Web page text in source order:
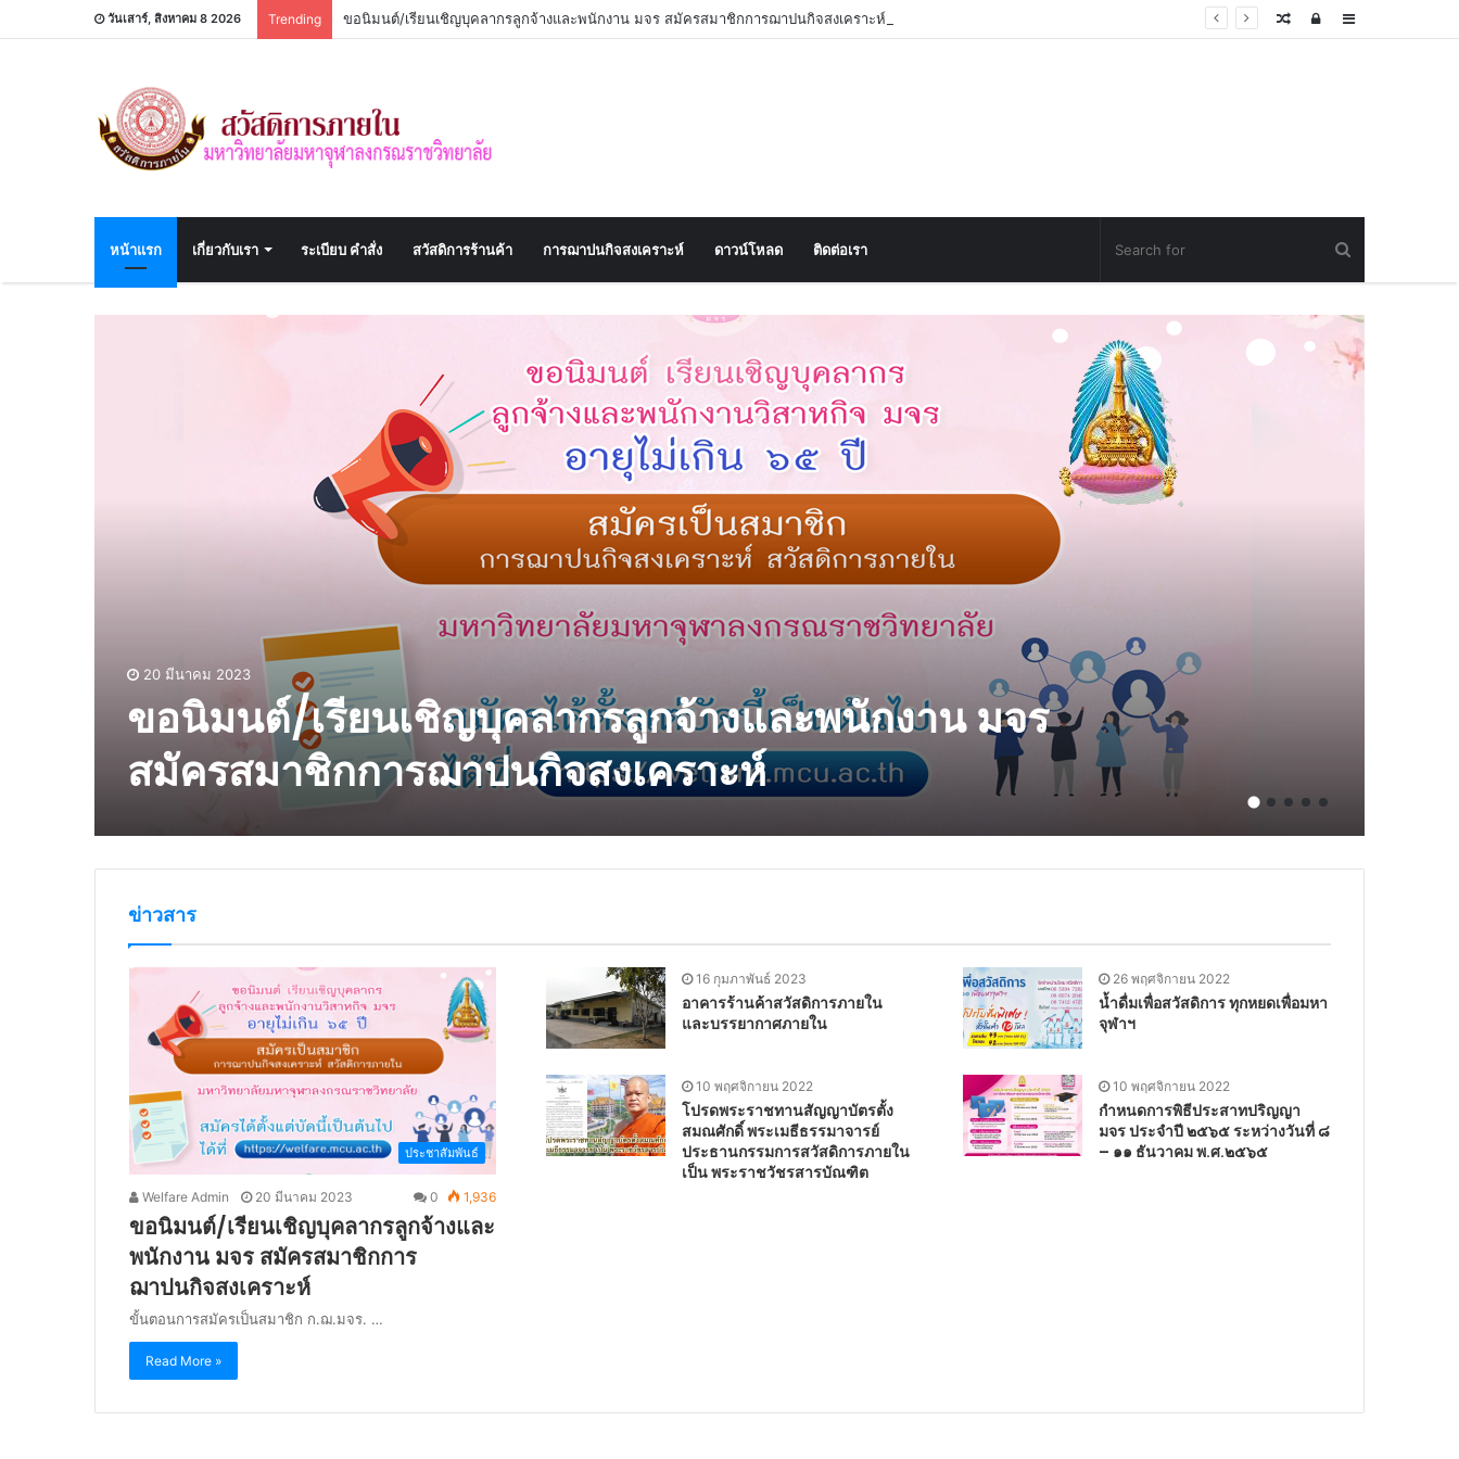
วันเสาร์, สิงหาคม 8 2026 Trending ขอนิมนต์/เรียนเชิญบุคลากรลูกจ้างและพนักงาน มจร สมัครสมาชิกการฌาปนกิจสงเคราะห์ Sidebar
Log
Random
หน้าแรก เกี่ยวกับเรา ระเบียบ คำสั่ง สวัสดิการร้านค้า การฌาปนกิจสงเคราะห์ ดาวน์โหลด ติดต่อเรา
20 มีนาคม 2023
ขอนิมนต์/เรียนเชิญบุคลากรลูกจ้างและพนักงาน มจร
สมัครสมาชิกการฌาปนกิจสงเคราะห์
ข่าวสาร
ประชาสัมพันธ์
Welfare Admin 20 มีนาคม 2023 0 1,936
ขอนิมนต์/เรียนเชิญบุคลากรลูกจ้างและ
พนักงาน มจร สมัครสมาชิกการ
ฌาปนกิจสงเคราะห์
ขั้นตอนการสมัครเป็นสมาชิก ก.ฌ.มจร. …
Read More »
16 กุมภาพันธ์ 2023
อาคารร้านค้าสวัสดิการภายใน
และบรรยากาศภายใน
26 พฤศจิกายน 2022
น้ำดื่มเพื่อสวัสดิการ ทุกหยดเพื่อมหา
จุฬาฯ
10 พฤศจิกายน 2022
โปรดพระราชทานสัญญาบัตรตั้ง
สมณศักดิ์ พระเมธีธรรมาจารย์
ประธานกรรมการสวัสดิการภายใน
เป็น พระราชวัชรสารบัณฑิต
10 พฤศจิกายน 2022
กำหนดการพิธีประสาทปริญญา
มจร ประจำปี ๒๕๖๕ ระหว่างวันที่ ๘
– ๑๑ ธันวาคม พ.ศ.๒๕๖๕